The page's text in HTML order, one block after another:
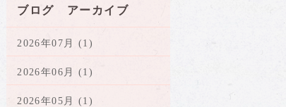
ブログ アーカイブ
2026年07月 (1)
2026年06月 (1)
2026年05月 (1)